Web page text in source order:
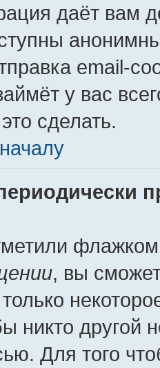
даёт вам
email-
у вас
сделать.
, вы
никто другой
Для того